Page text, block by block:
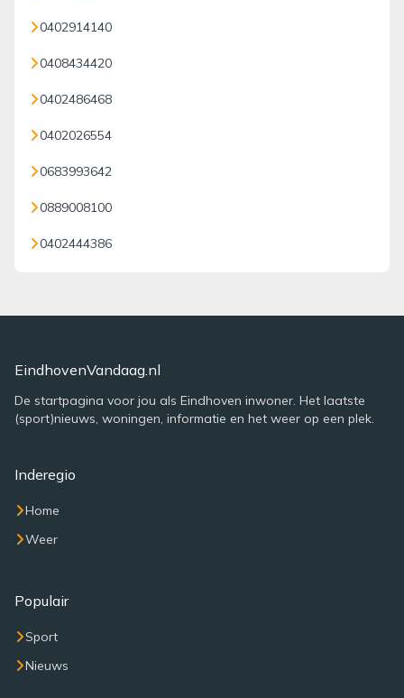
0402914140
0408434420
0402486468
0402026554
0683993642
0889008100
0402444386
EindhovenVandaag.nl
De startpagina voor jou als Eindhoven inwoner. Het laatste
(sport)nieuws, woningen, informatie en het weer op een plek.
Inderegio
Home
Weer
Populair
Sport
Nieuws